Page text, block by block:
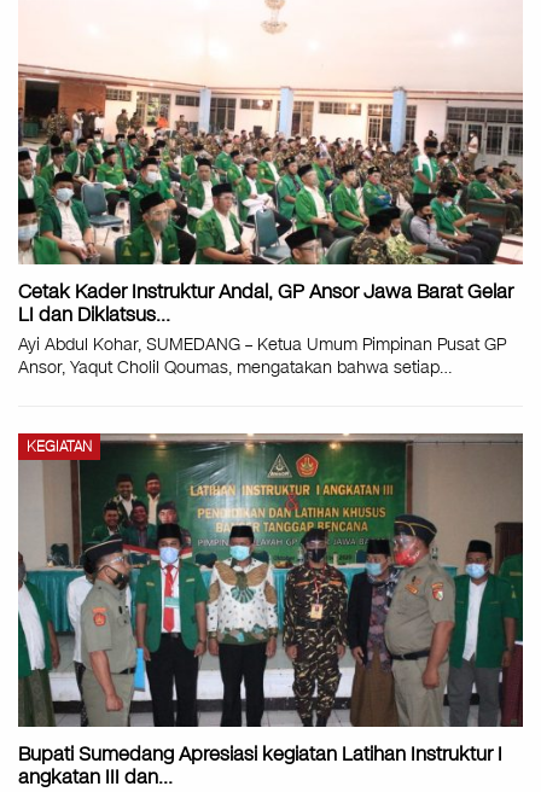
Cetak Kader Instruktur Andal, GP Ansor Jawa Barat Gelar
LI dan Diklatsus…
Ayi Abdul Kohar, SUMEDANG – Ketua Umum Pimpinan Pusat GP
Ansor, Yaqut Cholil Qoumas, mengatakan bahwa setiap…
KEGIATAN
Bupati Sumedang Apresiasi kegiatan Latihan Instruktur I
angkatan III dan…